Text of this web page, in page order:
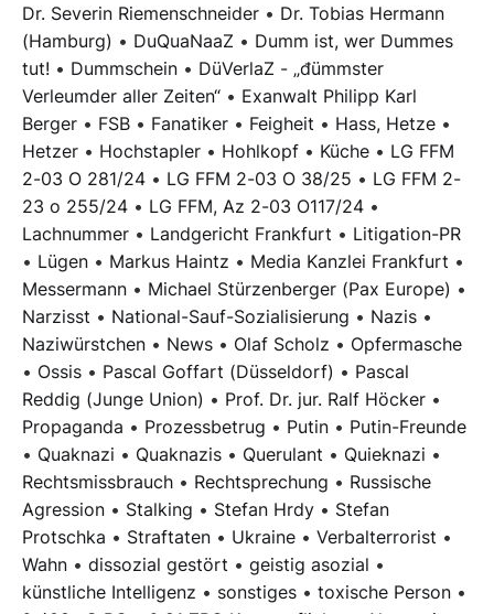
Dr. Severin Riemenschneider • Dr. Tobias Hermann
(Hamburg) • DuQuaNaaZ • Dumm ist, wer Dummes
tut! • Dummschein • DüVerlaZ - „đümmster
Verleumder aller Zeiten“ • Exanwalt Philipp Karl
Berger • FSB • Fanatiker • Feigheit • Hass, Hetze •
Hetzer • Hochstapler • Hohlkopf • Küche • LG FFM
2-03 O 281/24 • LG FFM 2-03 O 38/25 • LG FFM 2-
23 o 255/24 • LG FFM, Az 2-03 O117/24 •
Lachnummer • Landgericht Frankfurt • Litigation-PR
• Lügen • Markus Haintz • Media Kanzlei Frankfurt •
Messermann • Michael Stürzenberger (Pax Europe) •
Narzisst • National-Sauf-Sozialisierung • Nazis •
Naziwürstchen • News • Olaf Scholz • Opfermasche
• Ossis • Pascal Goffart (Düsseldorf) • Pascal
Reddig (Junge Union) • Prof. Dr. jur. Ralf Höcker •
Propaganda • Prozessbetrug • Putin • Putin-Freunde
• Quaknazi • Quaknazis • Querulant • Quieknazi •
Rechtsmissbrauch • Rechtsprechung • Russische
Agression • Stalking • Stefan Hrdy • Stefan
Protschka • Straftaten • Ukraine • Verbalterrorist •
Wahn • dissozial gestört • geistig asozial •
künstliche Intelligenz • sonstiges • toxische Person •